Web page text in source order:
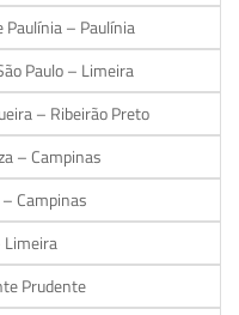
Paulínia – Paulínia
Paulo – Limeira
– Ribeirão Preto
– Campinas
Campinas
Limeira
Prudente